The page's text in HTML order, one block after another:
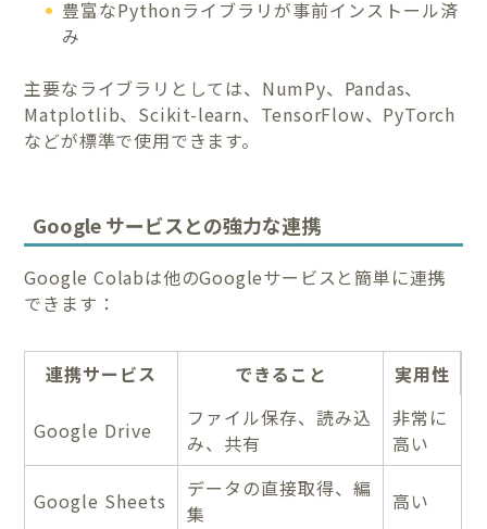
豊富なPythonライブラリが事前インストール済
み
主要なライブラリとしては、NumPy、Pandas、
Matplotlib、Scikit-learn、TensorFlow、PyTorch
などが標準で使用できます。
Google サービスとの強力な連携
Google Colabは他のGoogleサービスと簡単に連携
できます：
連携サービス できること 実用性
Google Drive
ファイル保存、読み込
み、共有
非常に
高い
Google Sheets
データの直接取得、編
集
高い